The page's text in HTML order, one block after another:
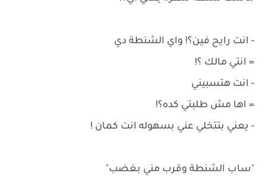
- انت رايح فين؟! واي الشنطة دي
= انتي مالك ؟!
- انت هتسبيني
= اها مش طلبتي كده؟!
- يعني بتتخلي عني بسهوله انت كمان !
"ساب الشنطة وقرب مني بغضب"